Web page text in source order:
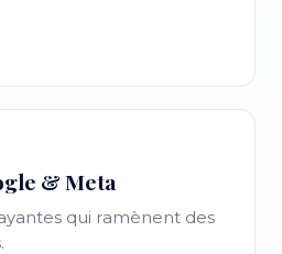
& Meta
qui ramènent des